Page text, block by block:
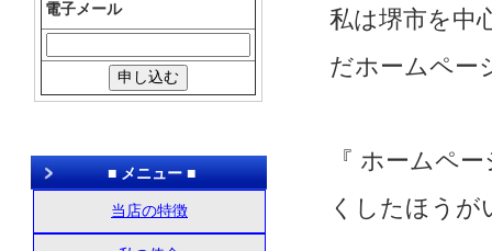
私は堺市を中
だホームペー
『 ホームペ
くしたほうが
電子メール
■ メニュー ■
当店の特徴